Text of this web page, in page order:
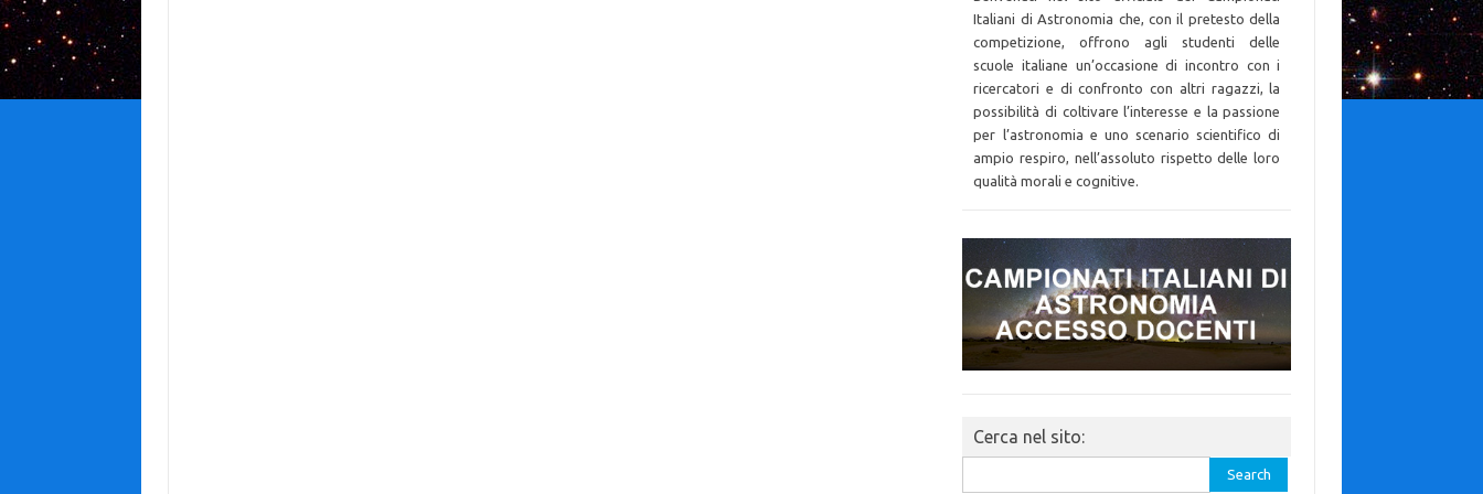
Italiani di Astronomia che, con il pretesto della
competizione, offrono agli studenti delle
scuole italiane un’occasione di incontro con i
ricercatori e di confronto con altri ragazzi, la
possibilità di coltivare l’interesse e la passione
per l’astronomia e uno scenario scientifico di
ampio respiro, nell’assoluto rispetto delle loro
qualità morali e cognitive.
Cerca nel sito: